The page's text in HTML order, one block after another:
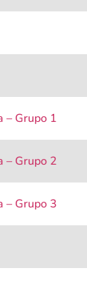
– Grupo 1
– Grupo 2
– Grupo 3